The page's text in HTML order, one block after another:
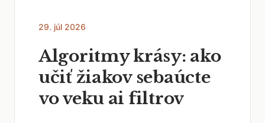
29. júl 2026
Algoritmy krásy: ako
učiť žiakov sebaúcte
vo veku ai filtrov